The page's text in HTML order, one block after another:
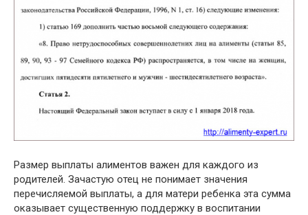
Размер выплаты алиментов важен для каждого из
родителей. Зачастую отец не понимает значения
перечисляемой выплаты, а для матери ребенка эта сумма
оказывает существенную поддержку в воспитании